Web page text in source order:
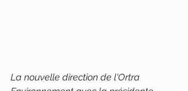
La nouvelle direction de l'Ortra